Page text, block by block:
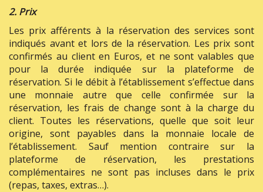
2. Prix
Les prix afférents à la réservation des services sont
indiqués avant et lors de la réservation. Les prix sont
confirmés au client en Euros, et ne sont valables que
pour la durée indiquée sur la plateforme de
réservation. Si le débit à l’établissement s’effectue dans
une monnaie autre que celle confirmée sur la
réservation, les frais de change sont à la charge du
client. Toutes les réservations, quelle que soit leur
origine, sont payables dans la monnaie locale de
l’établissement. Sauf mention contraire sur la
plateforme de réservation, les prestations
complémentaires ne sont pas incluses dans le prix
(repas, taxes, extras…).